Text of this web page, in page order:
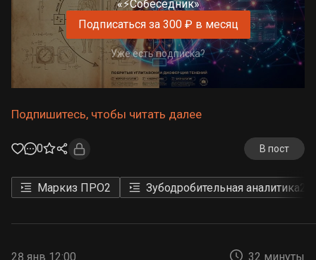
«⚡Собеседник»
Подписаться за 300 ₽ в месяц
Уже есть подписка?
Подпишитесь, чтобы читать далее
0 В пост
Маркиз ПРО2 Зубодробительная аналитика29
28 янв 12:00 32 минуты